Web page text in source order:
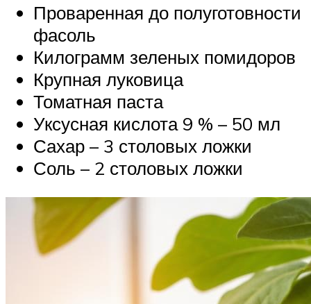
Проваренная до полуготовности
фасоль
Килограмм зеленых помидоров
Крупная луковица
Томатная паста
Уксусная кислота 9 % – 50 мл
Сахар – 3 столовых ложки
Соль – 2 столовых ложки